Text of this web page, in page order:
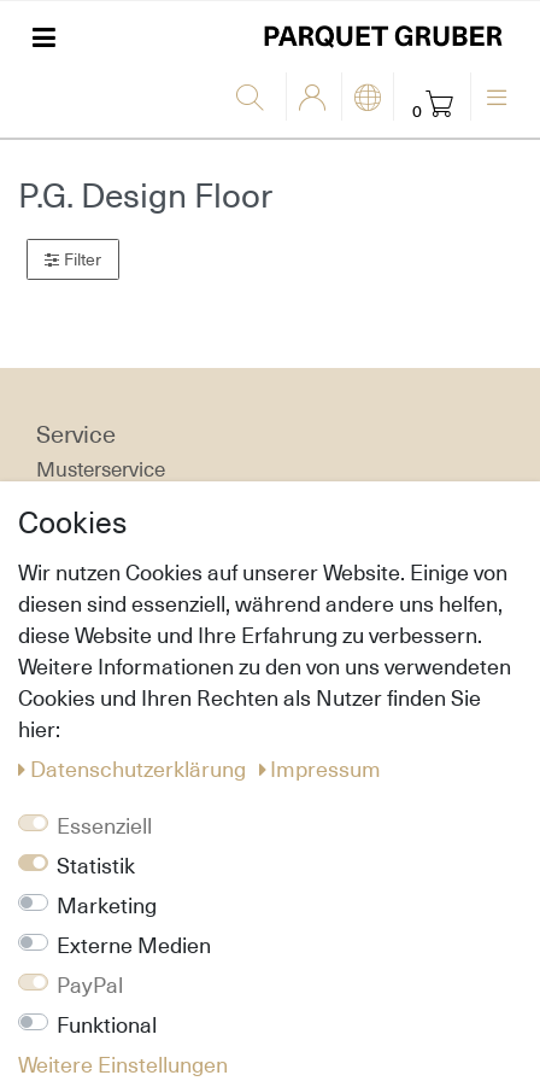
0
P.G. Design Floor
Filter
Service
Musterservice
Bodenpflege & Reinigung
Verlegeanleitung
Shop
Versandarten & Versandkosten
Zahlungsarten
Info
Über uns
Daten­schutz­erklärung
AGB
Follow us
Pinterest
Cookies
Wir nutzen Cookies auf unserer Website. Einige von
diesen sind essenziell, während andere uns helfen,
diese Website und Ihre Erfahrung zu verbessern.
Weitere Informationen zu den von uns verwendeten
Cookies und Ihren Rechten als Nutzer finden Sie
hier:
Daten­schutz­erklärung
Impressum
Essenziell
Statistik
Marketing
Externe Medien
PayPal
Funktional
Weitere Einstellungen